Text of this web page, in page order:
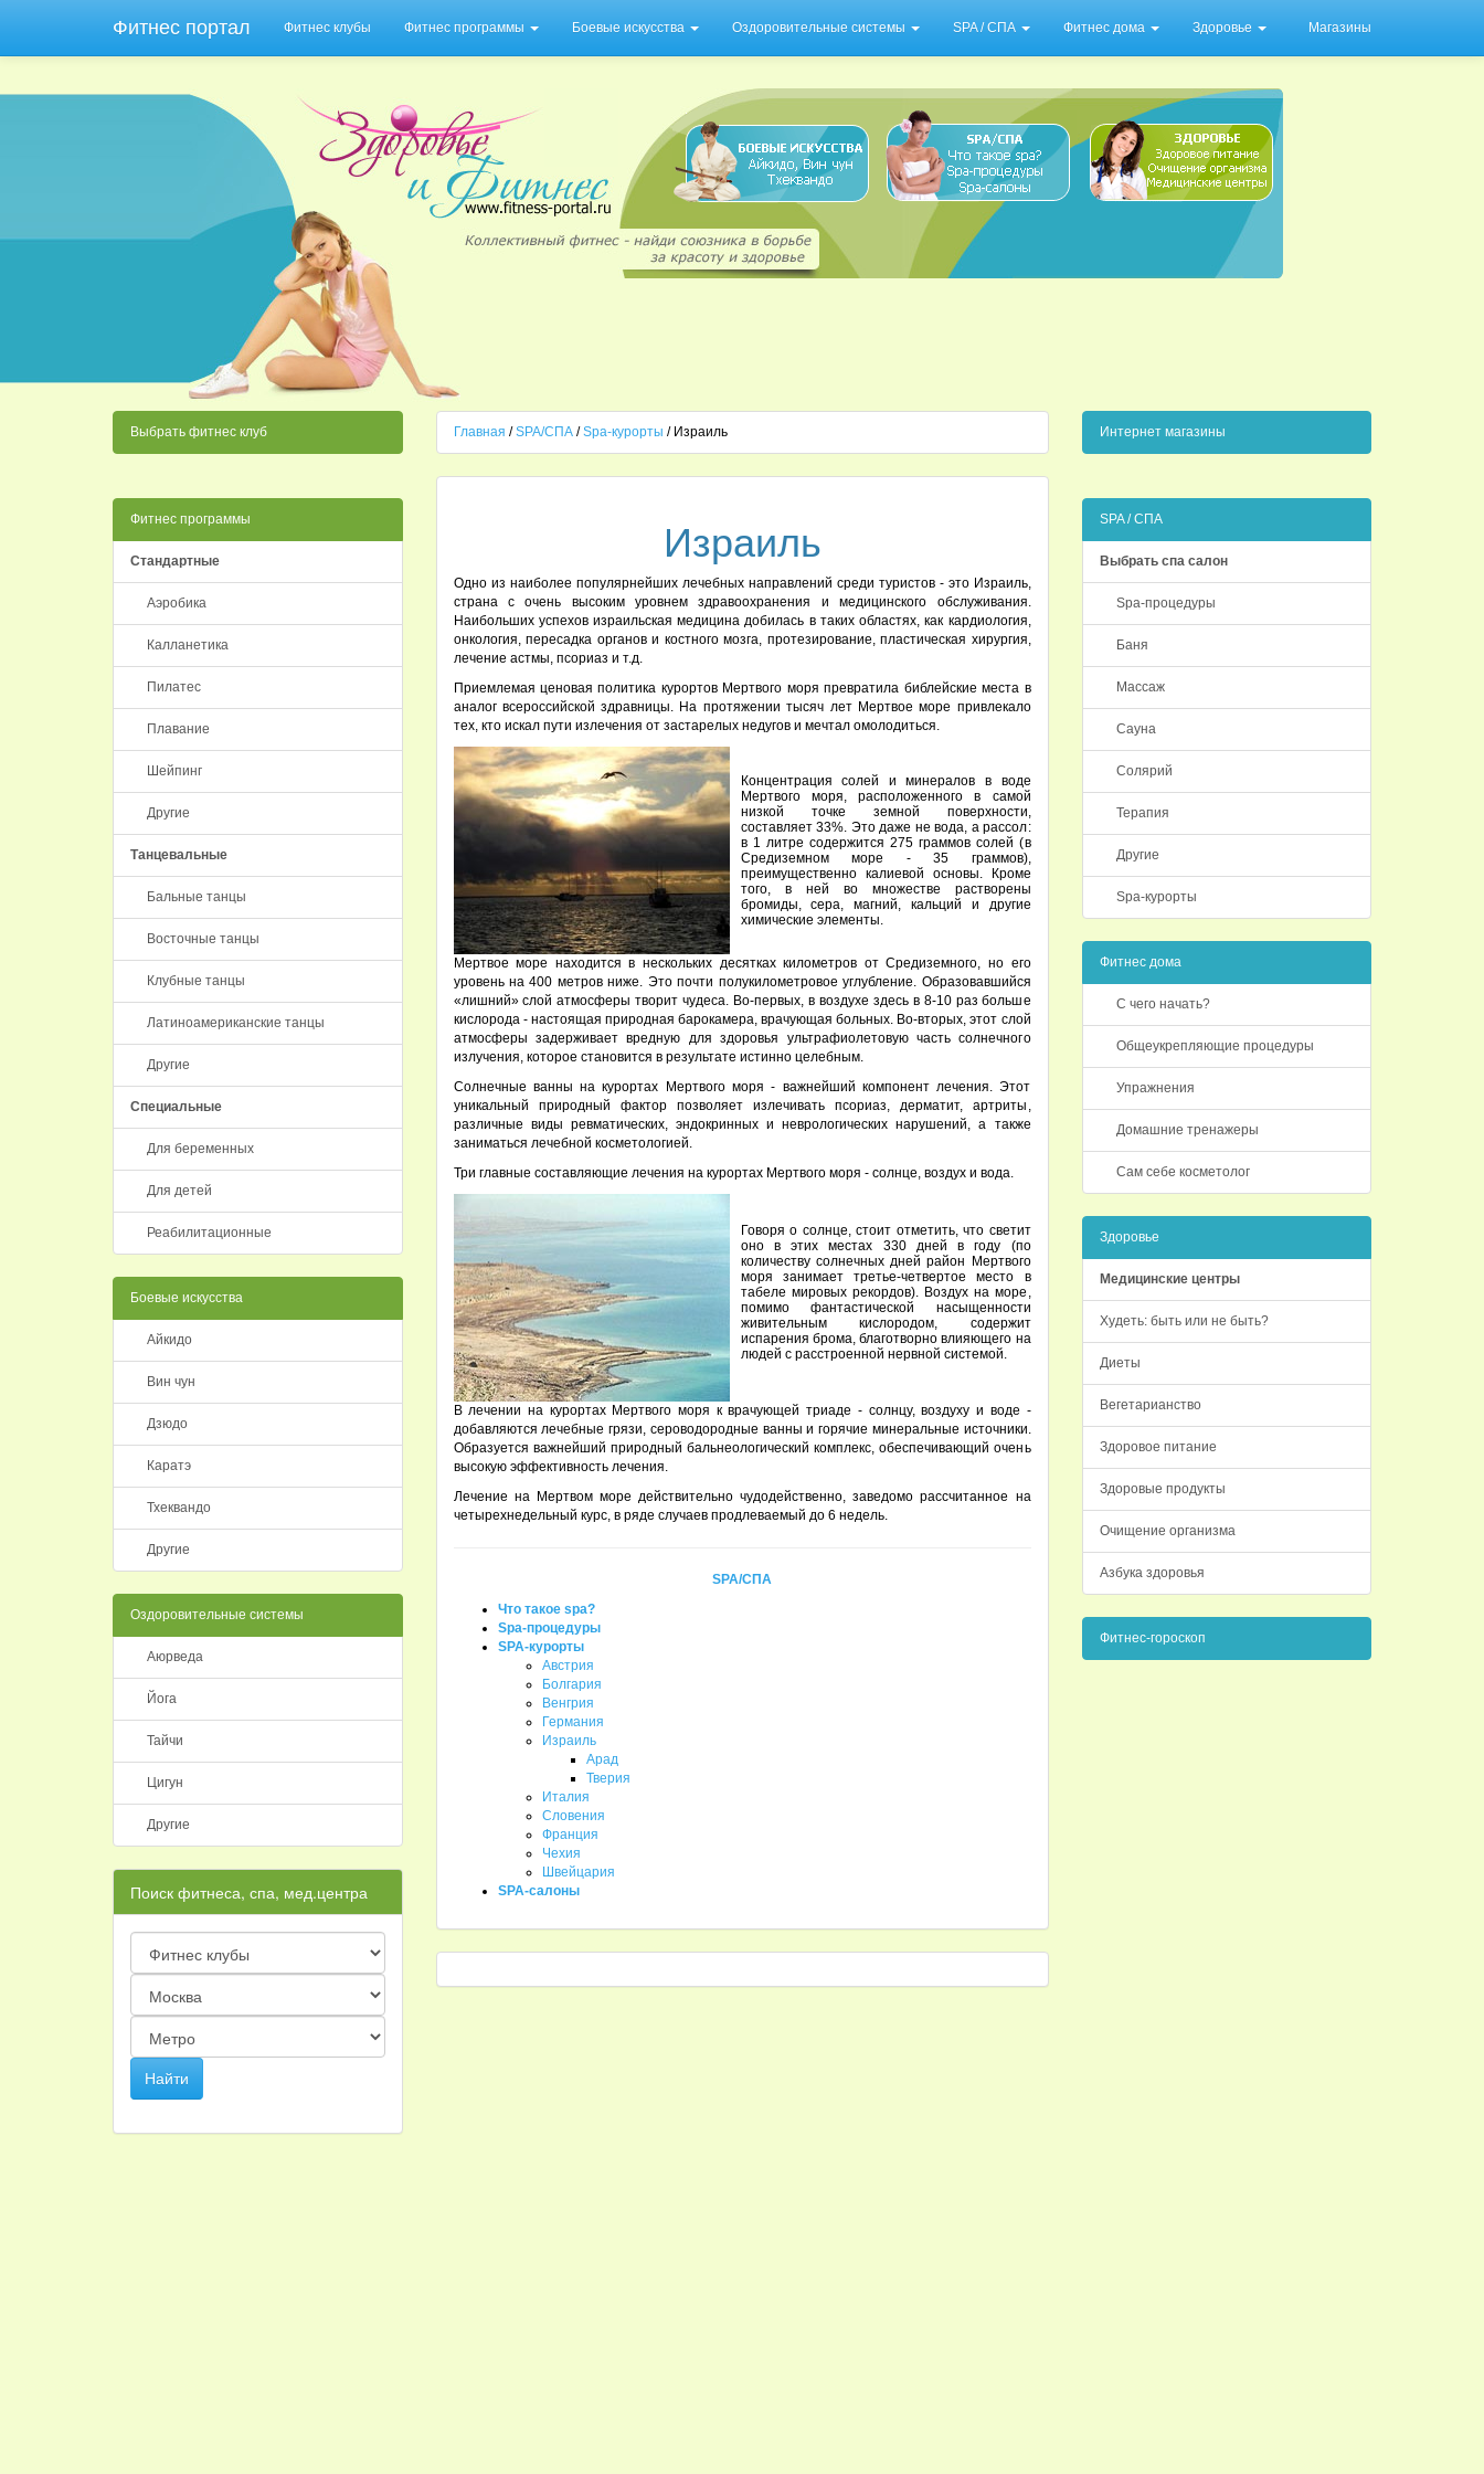
Фитнес портал Фитнес клубы Фитнес программы Боевые искусства Оздоровительные системы SPA / СПА Фитнес дома Здоровье Магазины
Выбрать фитнес клуб
Фитнес программы
Стандартные
Аэробика
Калланетика
Пилатес
Плавание
Шейпинг
Другие
Танцевальные
Бальные танцы
Восточные танцы
Клубные танцы
Латиноамериканские танцы
Другие
Специальные
Для беременных
Для детей
Реабилитационные
Боевые искусства
Айкидо
Вин чун
Дзюдо
Каратэ
Тхеквандо
Другие
Оздоровительные системы
Аюрведа
Йога
Тайчи
Цигун
Другие
Поиск фитнеса, спа, мед.центра
Главная /SPA/СПА/Spa-курорты / Израиль
Израиль
Одно из наиболее популярнейших лечебных направлений среди туристов - это Израиль,
страна с очень высоким уровнем здравоохранения и медицинского обслуживания.
Наибольших успехов израильская медицина добилась в таких областях, как кардиология,
онкология, пересадка органов и костного мозга, протезирование, пластическая хирургия,
лечение астмы, псориаз и т.д.
Приемлемая ценовая политика курортов Мертвого моря превратила библейские места в
аналог всероссийской здравницы. На протяжении тысяч лет Мертвое море привлекало
тех, кто искал пути излечения от застарелых недугов и мечтал омолодиться.
Концентрация солей и минералов в воде
Мертвого моря, расположенного в самой
низкой точке земной поверхности,
составляет 33%. Это даже не вода, а рассол:
в 1 литре содержится 275 граммов солей (в
Средиземном море - 35 граммов),
преимущественно калиевой основы. Кроме
того, в ней во множестве растворены
бромиды, сера, магний, кальций и другие
химические элементы.
Мертвое море находится в нескольких десятках километров от Средиземного, но его
уровень на 400 метров ниже. Это почти полукилометровое углубление. Образовавшийся
«лишний» слой атмосферы творит чудеса. Во-первых, в воздухе здесь в 8-10 раз больше
кислорода - настоящая природная барокамера, врачующая больных. Во-вторых, этот слой
атмосферы задерживает вредную для здоровья ультрафиолетовую часть солнечного
излучения, которое становится в результате истинно целебным.
Солнечные ванны на курортах Мертвого моря - важнейший компонент лечения. Этот
уникальный природный фактор позволяет излечивать псориаз, дерматит, артриты,
различные виды ревматических, эндокринных и неврологических нарушений, а также
заниматься лечебной косметологией.
Три главные составляющие лечения на курортах Мертвого моря - солнце, воздух и вода.
Говоря о солнце, стоит отметить, что светит
оно в этих местах 330 дней в году (по
количеству солнечных дней район Мертвого
моря занимает третье-четвертое место в
табеле мировых рекордов). Воздух на море,
помимо фантастической насыщенности
живительным кислородом, содержит
испарения брома, благотворно влияющего на
людей с расстроенной нервной системой.
В лечении на курортах Мертвого моря к врачующей триаде - солнцу, воздуху и воде -
добавляются лечебные грязи, сероводородные ванны и горячие минеральные источники.
Образуется важнейший природный бальнеологический комплекс, обеспечивающий очень
высокую эффективность лечения.
Лечение на Мертвом море действительно чудодейственно, заведомо рассчитанное на
четырехнедельный курс, в ряде случаев продлеваемый до 6 недель.
SPA/СПА
Что такое spa?
Spa-процедуры
SPA-курорты
Австрия
Болгария
Венгрия
Германия
Израиль
Арад
Тверия
Италия
Словения
Франция
Чехия
Швейцария
SPA-салоны
Интернет магазины
SPA / СПА
Выбрать спа салон
Spa-процедуры
Баня
Массаж
Сауна
Солярий
Терапия
Другие
Spa-курорты
Фитнес дома
С чего начать?
Общеукрепляющие процедуры
Упражнения
Домашние тренажеры
Сам себе косметолог
Здоровье
Медицинские центры
Худеть: быть или не быть?
Диеты
Вегетарианство
Здоровое питание
Здоровые продукты
Очищение организма
Азбука здоровья
Фитнес-гороскоп